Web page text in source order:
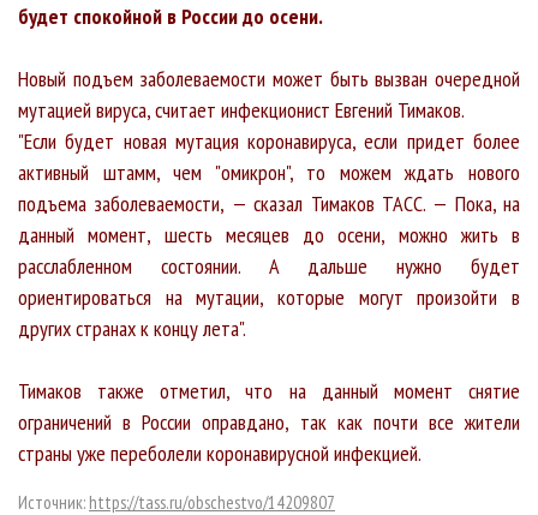
будет спокойной в России до осени.
Новый подъем заболеваемости может быть вызван очередной
мутацией вируса, считает инфекционист Евгений Тимаков.
"Если будет новая мутация коронавируса, если придет более
активный штамм, чем "омикрон", то можем ждать нового
подъема заболеваемости, — сказал Тимаков ТАСС. — Пока, на
данный момент, шесть месяцев до осени, можно жить в
расслабленном состоянии. А дальше нужно будет
ориентироваться на мутации, которые могут произойти в
других странах к концу лета".
Тимаков также отметил, что на данный момент снятие
ограничений в России оправдано, так как почти все жители
страны уже переболели коронавирусной инфекцией.
Источник: https://tass.ru/obschestvo/14209807